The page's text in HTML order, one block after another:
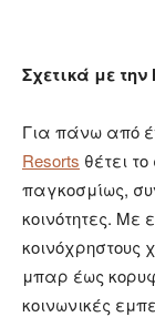
Σχετικά με
Για πάνω από
Resorts θέτει
παγκοσμίως,
κοινότητες. Με
μπαρ έως
κοινωνικές